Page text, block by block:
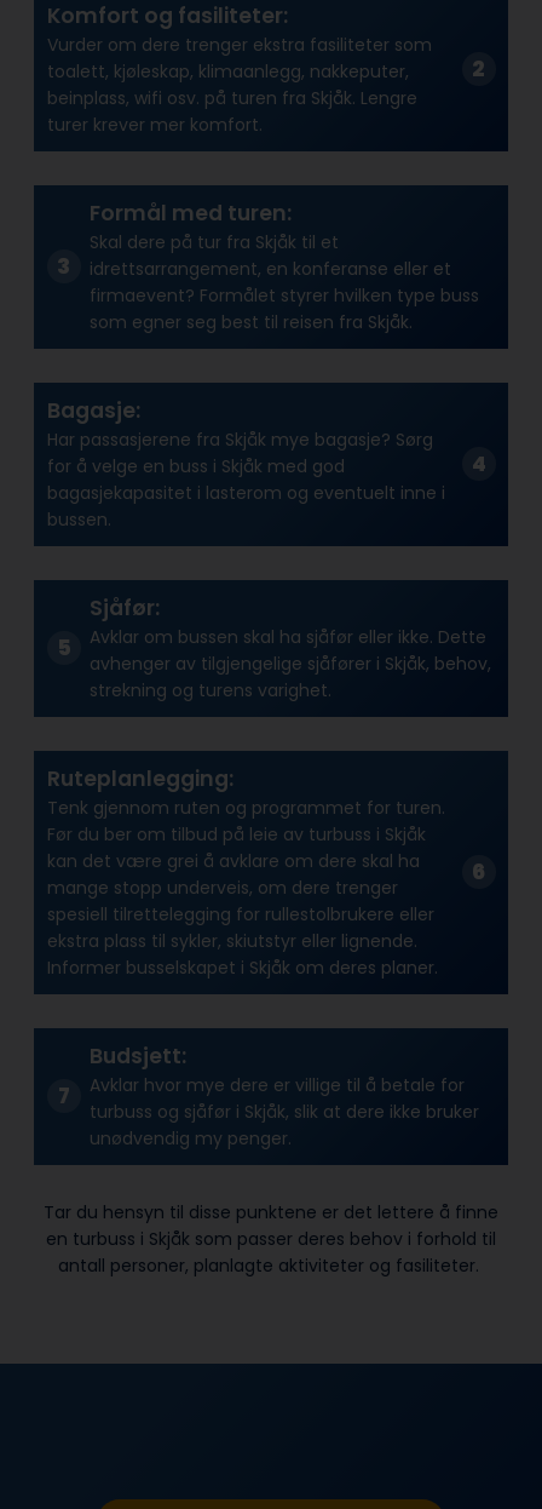
Komfort og fasiliteter:
Vurder om dere trenger ekstra fasiliteter som
toalett, kjøleskap, klimaanlegg, nakkeputer,
beinplass, wifi osv. på turen fra Skjåk. Lengre
turer krever mer komfort.
Formål med turen:
Skal dere på tur fra Skjåk til et
idrettsarrangement, en konferanse eller et
firmaevent? Formålet styrer hvilken type buss
som egner seg best til reisen fra Skjåk.
Bagasje:
Har passasjerene fra Skjåk mye bagasje? Sørg
for å velge en buss i Skjåk med god
bagasjekapasitet i lasterom og eventuelt inne i
bussen.
Sjåfør:
Avklar om bussen skal ha sjåfør eller ikke. Dette
avhenger av tilgjengelige sjåfører i Skjåk, behov,
strekning og turens varighet.
Ruteplanlegging:
Tenk gjennom ruten og programmet for turen.
Før du ber om tilbud på leie av turbuss i Skjåk
kan det være grei å avklare om dere skal ha
mange stopp underveis, om dere trenger
spesiell tilrettelegging for rullestolbrukere eller
ekstra plass til sykler, skiutstyr eller lignende.
Informer busselskapet i Skjåk om deres planer.
Budsjett:
Avklar hvor mye dere er villige til å betale for
turbuss og sjåfør i Skjåk, slik at dere ikke bruker
unødvendig my penger.
Tar du hensyn til disse punktene er det lettere å finne
en turbuss i Skjåk som passer deres behov i forhold til
antall personer, planlagte aktiviteter og fasiliteter.